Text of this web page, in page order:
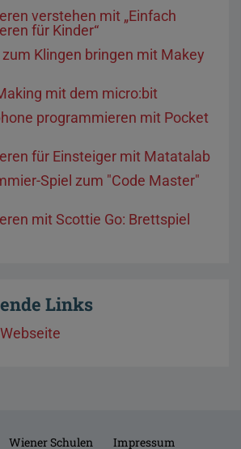
verstehen mit „Einfach
für Kinder“
Klingen bringen mit Makey
mit dem micro:bit
programmieren mit Pocket
für Einsteiger mit Matatalab
Spiel zum "Code Master"
mit Scottie Go: Brettspiel
Links
Wiener Schulen Impressum